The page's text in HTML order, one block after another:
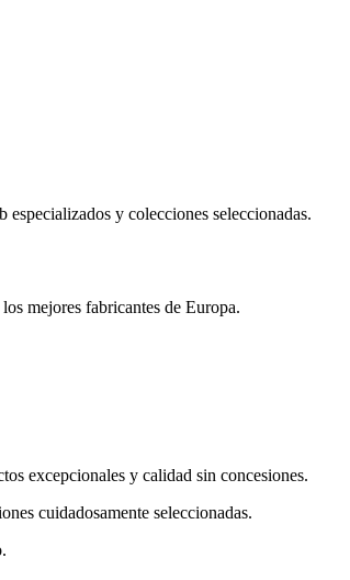
y colecciones seleccionadas.
mejores fabricantes de Europa.
excepcionales y calidad sin concesiones.
cuidadosamente seleccionadas.